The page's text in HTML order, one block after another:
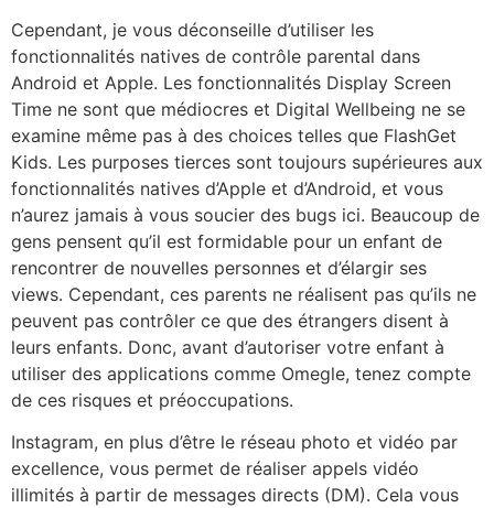
Cependant, je vous déconseille d’utiliser les
fonctionnalités natives de contrôle parental dans
Android et Apple. Les fonctionnalités Display Screen
Time ne sont que médiocres et Digital Wellbeing ne se
examine même pas à des choices telles que FlashGet
Kids. Les purposes tierces sont toujours supérieures aux
fonctionnalités natives d’Apple et d’Android, et vous
n’aurez jamais à vous soucier des bugs ici. Beaucoup de
gens pensent qu’il est formidable pour un enfant de
rencontrer de nouvelles personnes et d’élargir ses
views. Cependant, ces parents ne réalisent pas qu’ils ne
peuvent pas contrôler ce que des étrangers disent à
leurs enfants. Donc, avant d’autoriser votre enfant à
utiliser des applications comme Omegle, tenez compte
de ces risques et préoccupations.
Instagram, en plus d’être le réseau photo et vidéo par
excellence, vous permet de réaliser appels vidéo
illimités à partir de messages directs (DM). Cela vous